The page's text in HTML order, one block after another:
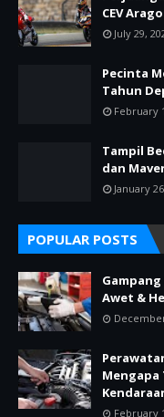
CEV
July 29,
Pecinta
Tahun
February
Tampil
dan
January
POPULAR POSTS
Awet &
February